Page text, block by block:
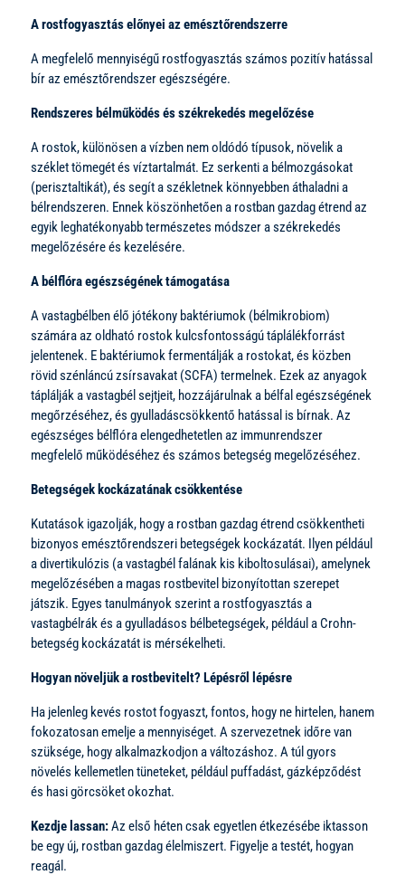
A rostfogyasztás előnyei az emésztőrendszerre
A megfelelő mennyiségű rostfogyasztás számos pozitív hatással
bír az emésztőrendszer egészségére.
Rendszeres bélműködés és székrekedés megelőzése
A rostok, különösen a vízben nem oldódó típusok, növelik a
széklet tömegét és víztartalmát. Ez serkenti a bélmozgásokat
(perisztaltikát), és segít a székletnek könnyebben áthaladni a
bélrendszeren. Ennek köszönhetően a rostban gazdag étrend az
egyik leghatékonyabb természetes módszer a székrekedés
megelőzésére és kezelésére.
A bélflóra egészségének támogatása
A vastagbélben élő jótékony baktériumok (bélmikrobiom)
számára az oldható rostok kulcsfontosságú táplálékforrást
jelentenek. E baktériumok fermentálják a rostokat, és közben
rövid szénláncú zsírsavakat (SCFA) termelnek. Ezek az anyagok
táplálják a vastagbél sejtjeit, hozzájárulnak a bélfal egészségének
megőrzéséhez, és gyulladáscsökkentő hatással is bírnak. Az
egészséges bélflóra elengedhetetlen az immunrendszer
megfelelő működéséhez és számos betegség megelőzéséhez.
Betegségek kockázatának csökkentése
Kutatások igazolják, hogy a rostban gazdag étrend csökkentheti
bizonyos emésztőrendszeri betegségek kockázatát. Ilyen például
a divertikulózis (a vastagbél falának kis kiboltosulásai), amelynek
megelőzésében a magas rostbevitel bizonyítottan szerepet
játszik. Egyes tanulmányok szerint a rostfogyasztás a
vastagbélrák és a gyulladásos bélbetegségek, például a Crohn-
betegség kockázatát is mérsékelheti.
Hogyan növeljük a rostbevitelt? Lépésről lépésre
Ha jelenleg kevés rostot fogyaszt, fontos, hogy ne hirtelen, hanem
fokozatosan emelje a mennyiséget. A szervezetnek időre van
szüksége, hogy alkalmazkodjon a változáshoz. A túl gyors
növelés kellemetlen tüneteket, például puffadást, gázképződést
és hasi görcsöket okozhat.
Kezdje lassan:Az első héten csak egyetlen étkezésébe iktasson
be egy új, rostban gazdag élelmiszert. Figyelje a testét, hogyan
reagál.